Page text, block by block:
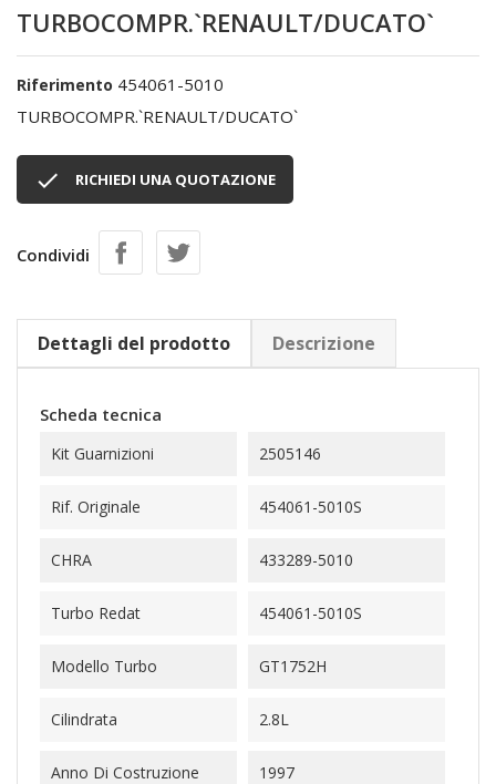
TURBOCOMPR.`RENAULT/DUCATO`
Riferimento 454061-5010
TURBOCOMPR.`RENAULT/DUCATO`
 RICHIEDI UNA QUOTAZIONE
Condividi
Dettagli del prodotto Descrizione
Scheda tecnica
Kit Guarnizioni 2505146
Rif. Originale 454061-5010S
CHRA 433289-5010
Turbo Redat 454061-5010S
Modello Turbo GT1752H
Cilindrata 2.8L
Anno Di Costruzione 1997